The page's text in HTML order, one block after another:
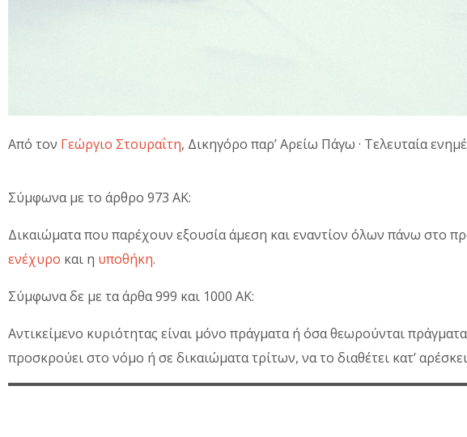
Από τον Γεώργιο Στουραΐτη, Δικηγόρο παρ’ Αρείω Πάγω · Τελευταία
Σύμφωνα με το άρθρο 973 ΑΚ:
Δικαιώματα που παρέχουν εξουσία άμεση και εναντίον όλων πάνω στο
ενέχυρο και η υποθήκη.
Σύμφωνα δε με τα άρθα 999 και 1000 ΑΚ:
Αντικείμενο κυριότητας είναι μόνο πράγματα ή όσα θεωρούνται
προσκρούει στο νόμο ή σε δικαιώματα τρίτων, να το διαθέτει κατ’